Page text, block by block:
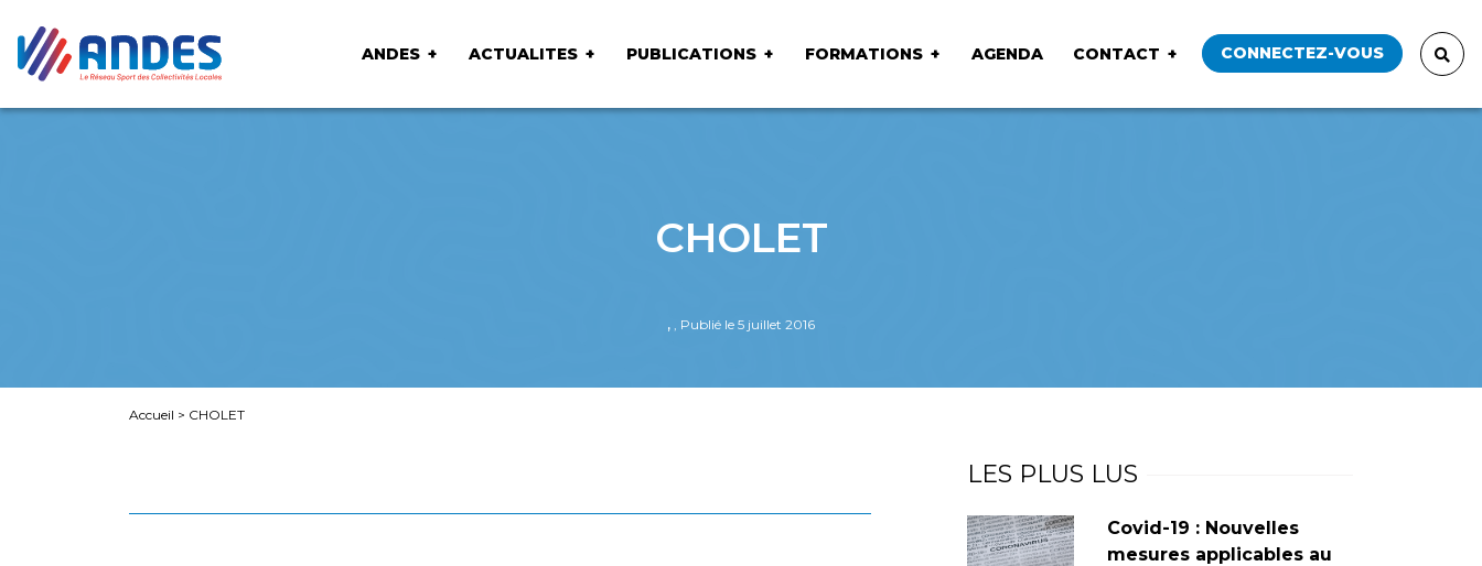
ANDES ACTUALITES PUBLICATIONS FORMATIONS AGENDA CONTACT CONNECTEZ-VOUS
CHOLET
, , Publié le 5 juillet 2016
Accueil > CHOLET
LES PLUS LUS
Covid-19 : Nouvelles
mesures applicables au